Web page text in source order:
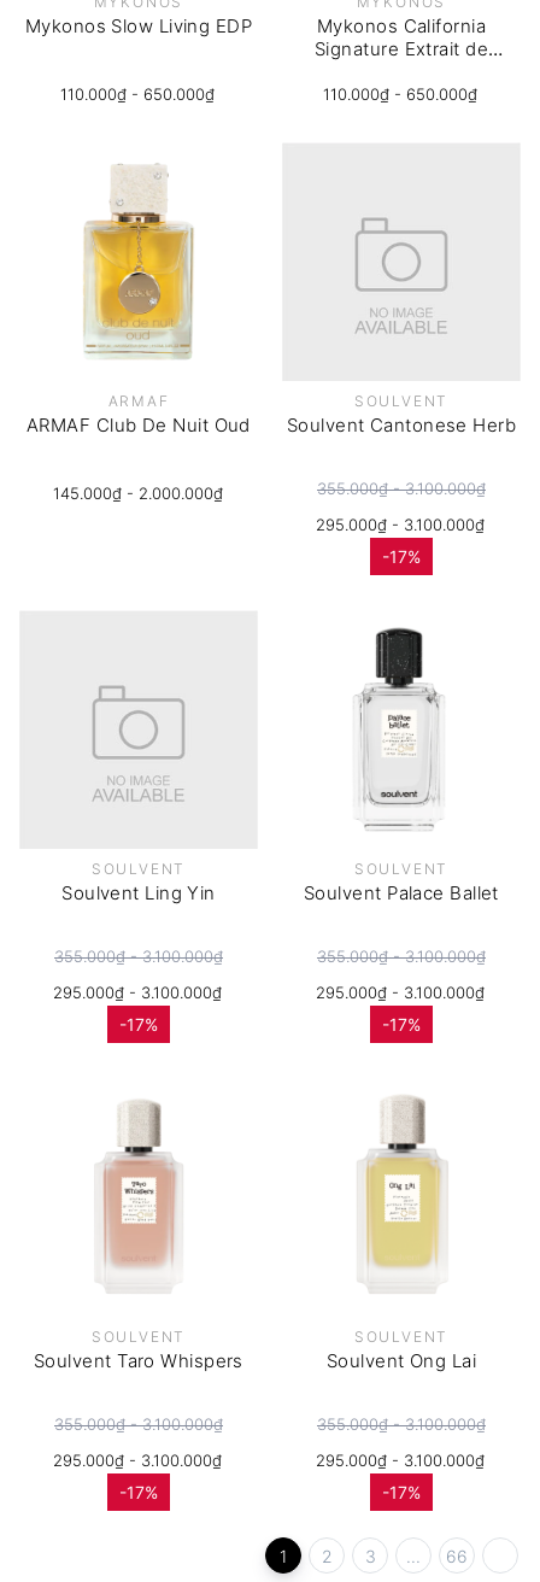
Mykonos Slow Living EDP
110.000₫ - 650.000₫
Mykonos California
Signature Extrait de
110.000₫ - 650.000₫
ARMAF
ARMAF Club De Nuit Oud
145.000₫ - 2.000.000₫
SOULVENT
Soulvent Cantonese Herb
355.000₫ - 3.100.000₫
295.000₫ - 3.100.000₫
-17%
SOULVENT
Soulvent Ling Yin
355.000₫ - 3.100.000₫
295.000₫ - 3.100.000₫
-17%
SOULVENT
Soulvent Palace Ballet
355.000₫ - 3.100.000₫
295.000₫ - 3.100.000₫
-17%
SOULVENT
Soulvent Taro Whispers
355.000₫ - 3.100.000₫
295.000₫ - 3.100.000₫
-17%
SOULVENT
Soulvent Ong Lai
355.000₫ - 3.100.000₫
295.000₫ - 3.100.000₫
-17%
1 2 3 66